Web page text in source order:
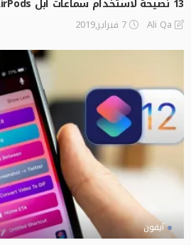
Ali Qa 7 فبراير,2019
آيفون